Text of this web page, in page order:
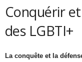
Conquérir
des LGBTI+
La conquête et la